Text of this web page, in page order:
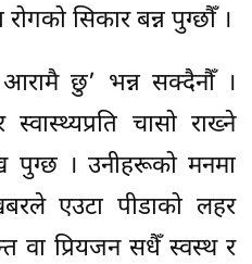
सिकार बन्न पुग्छौँ ।
छु’ भन्न सक्दैनौँ ।
स्वास्थ्यप्रति चासो राख्ने
पुग्छ । उनीहरूको मनमा
एउटा पीडाको लहर
वा प्रियजन सधैँ स्वस्थ र